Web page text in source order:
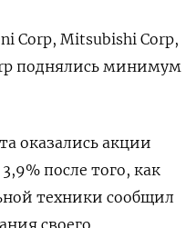
Corp, Mitsubishi Corp,
поднялись минимум
оказались акции
после того, как
техники сообщил
своего